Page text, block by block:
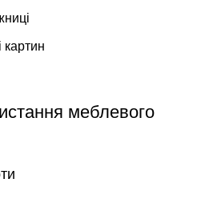
картин
меблевого